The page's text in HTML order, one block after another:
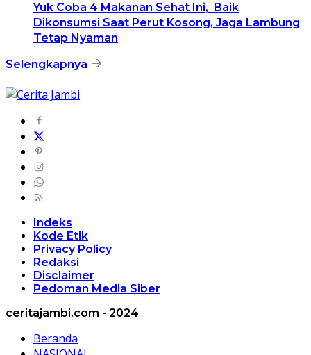
Yuk Coba 4 Makanan Sehat Ini, Baik
Dikonsumsi Saat Perut Kosong, Jaga Lambung
Tetap Nyaman
Selengkapnya
Indeks
Kode Etik
Privacy Policy
Redaksi
Disclaimer
Pedoman Media Siber
ceritajambi.com - 2024
Beranda